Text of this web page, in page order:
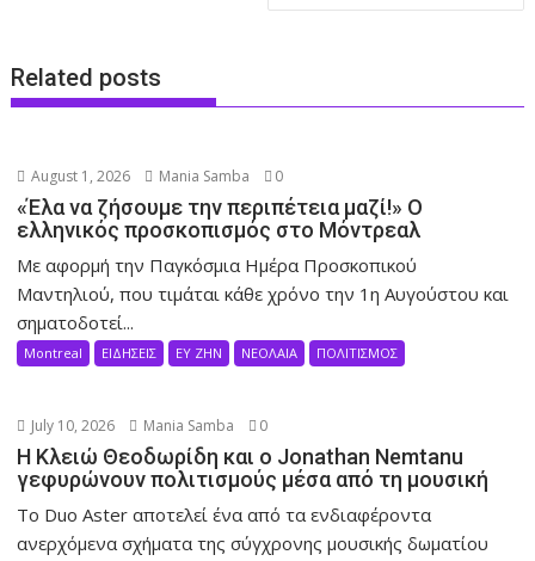
Related posts
August 1, 2026 Mania Samba 0
«Έλα να ζήσουμε την περιπέτεια μαζί!» Ο
ελληνικός προσκοπισμός στο Μόντρεαλ
Με αφορμή την Παγκόσμια Ημέρα Προσκοπικού
Μαντηλιού, που τιμάται κάθε χρόνο την 1η Αυγούστου και
σηματοδοτεί...
Montreal ΕΙΔΗΣΕΙΣ ΕΥ ΖΗΝ ΝΕΟΛΑΙΑ ΠΟΛΙΤΙΣΜΟΣ
July 10, 2026 Mania Samba 0
Η Κλειώ Θεοδωρίδη και ο Jonathan Nemtanu
γεφυρώνουν πολιτισμούς μέσα από τη μουσική
Το Duo Aster αποτελεί ένα από τα ενδιαφέροντα
ανερχόμενα σχήματα της σύγχρονης μουσικής δωματίου